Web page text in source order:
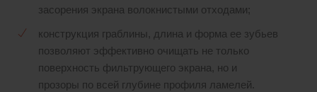
засорения экрана волокнистыми отходами;
конструкция граблины, длина и форма ее зубьев
позволяют эффективно очищать не только
поверхность фильтрующего экрана, но и
прозоры по всей глубине профиля ламелей.